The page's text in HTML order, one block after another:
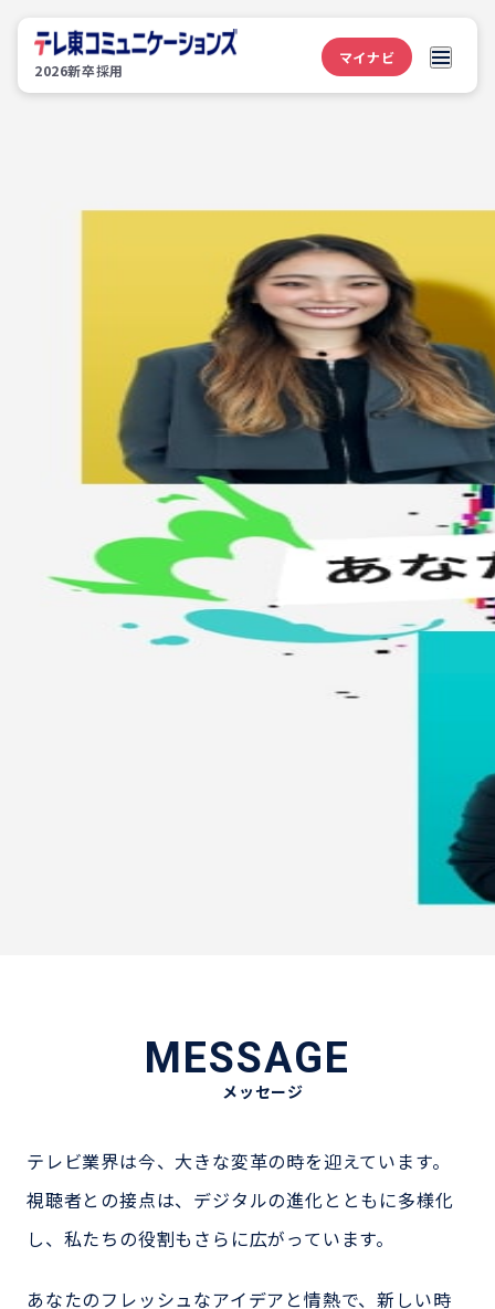
2026新卒採用
マイナビ
あなたの「ワクワク」が仕事になる
MESSAGE
メッセージ
テレビ業界は今、大きな変革の時を迎えています。
視聴者との接点は、デジタルの進化とともに多様化
し、私たちの役割もさらに広がっています。
あなたのフレッシュなアイデアと情熱で、新しい時